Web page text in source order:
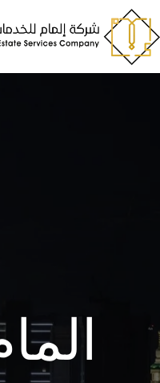
التجاوز
إلى
المحتوى